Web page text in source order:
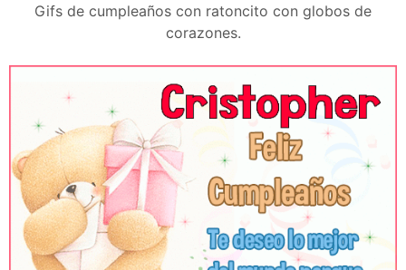
Gifs de cumpleaños con ratoncito con globos de
corazones.